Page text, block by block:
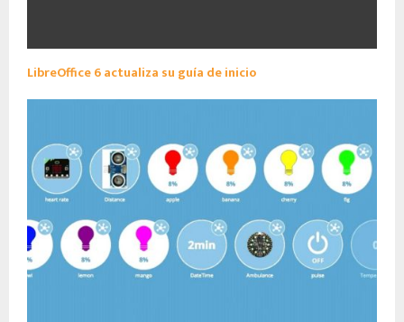
LibreOffice 6 actualiza su guía de inicio